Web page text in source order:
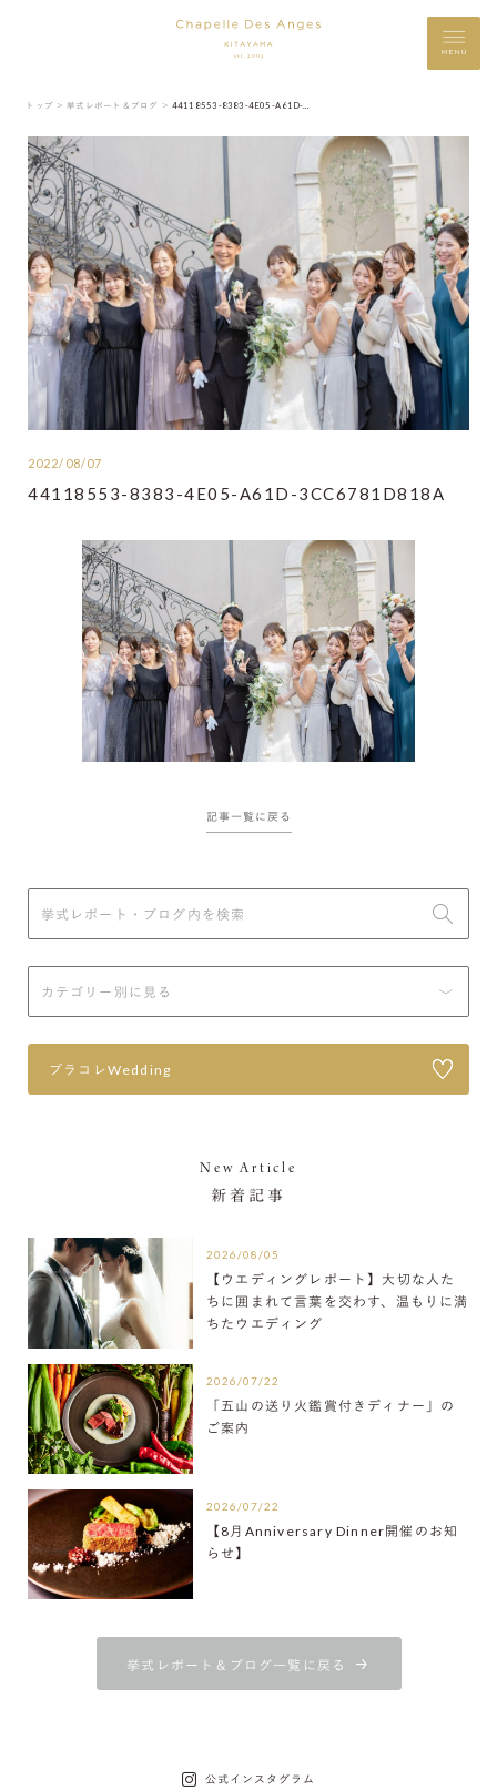
MENU
トップ ＞ 挙式レポート＆ブログ ＞
2022/08/07
44118553-8383-4E05-A61D-3CC6781D818A
記事一覧に戻る
プラコレWedding
New Article
新着記事
2026/08/05
【ウエディングレポート】大切な人た
ちに囲まれて言葉を交わす、温もりに満
ちたウエディング
2026/07/22
「五山の送り火鑑賞付きディナー」の
ご案内
2026/07/22
【8月Anniversary Dinner開催のお知
らせ】
挙式レポート＆ブログ一覧に戻る
公式インスタグラム